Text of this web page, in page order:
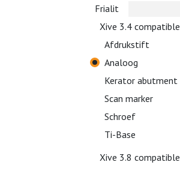
Frialit
Xive 3.4 compatible
Afdrukstift
Analoog
Kerator abutment
Scan marker
Schroef
Ti-Base
Xive 3.8 compatible